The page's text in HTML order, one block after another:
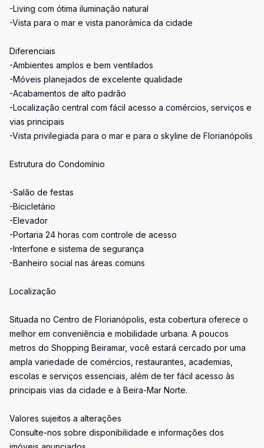
-Living com ótima iluminação natural
-Vista para o mar e vista panorâmica da cidade
Diferenciais
-Ambientes amplos e bem ventilados
-Móveis planejados de excelente qualidade
-Acabamentos de alto padrão
-Localização central com fácil acesso a comércios, serviços e
vias principais
-Vista privilegiada para o mar e para o skyline de Florianópolis
Estrutura do Condomínio
-Salão de festas
-Bicicletário
-Elevador
-Portaria 24 horas com controle de acesso
-Interfone e sistema de segurança
-Banheiro social nas áreas comuns
Localização
Situada no Centro de Florianópolis, esta cobertura oferece o
melhor em conveniência e mobilidade urbana. A poucos
metros do Shopping Beiramar, você estará cercado por uma
ampla variedade de comércios, restaurantes, academias,
escolas e serviços essenciais, além de ter fácil acesso às
principais vias da cidade e à Beira-Mar Norte.
Valores sujeitos a alterações
Consulte-nos sobre disponibilidade e informações dos